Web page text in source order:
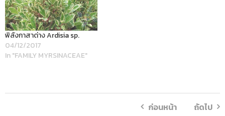
พิลังกาสาด่าง Ardisia sp.
04/12/2017
In "FAMILY MYRSINACEAE"
ก่อนหน้า ถัดไป